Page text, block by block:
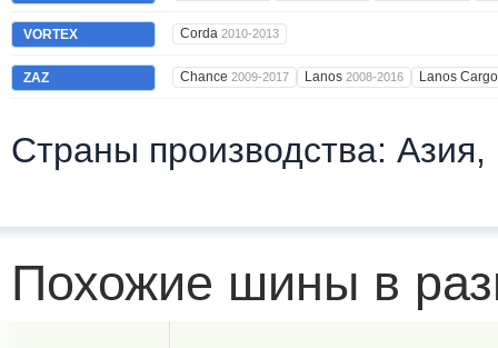
VORTEX Corda 2010-2013
ZAZ Chance 2009-2017 Lanos 2008-2016 Lanos
Страны производства: Азия,
Похожие шины в